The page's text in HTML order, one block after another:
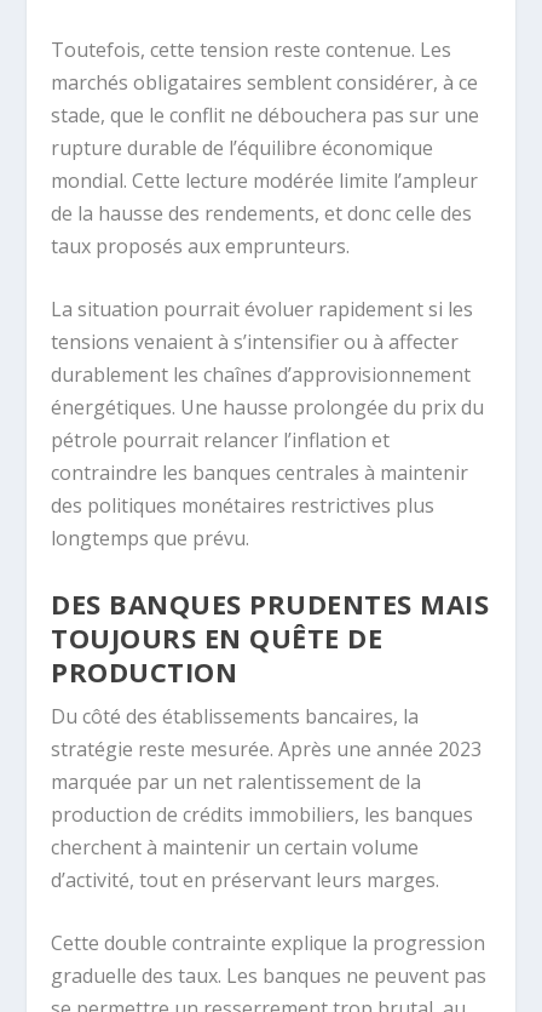
Toutefois, cette tension reste contenue. Les
marchés obligataires semblent considérer, à ce
stade, que le conflit ne débouchera pas sur une
rupture durable de l’équilibre économique
mondial. Cette lecture modérée limite l’ampleur
de la hausse des rendements, et donc celle des
taux proposés aux emprunteurs.
La situation pourrait évoluer rapidement si les
tensions venaient à s’intensifier ou à affecter
durablement les chaînes d’approvisionnement
énergétiques. Une hausse prolongée du prix du
pétrole pourrait relancer l’inflation et
contraindre les banques centrales à maintenir
des politiques monétaires restrictives plus
longtemps que prévu.
DES BANQUES PRUDENTES MAIS
TOUJOURS EN QUÊTE DE
PRODUCTION
Du côté des établissements bancaires, la
stratégie reste mesurée. Après une année 2023
marquée par un net ralentissement de la
production de crédits immobiliers, les banques
cherchent à maintenir un certain volume
d’activité, tout en préservant leurs marges.
Cette double contrainte explique la progression
graduelle des taux. Les banques ne peuvent pas